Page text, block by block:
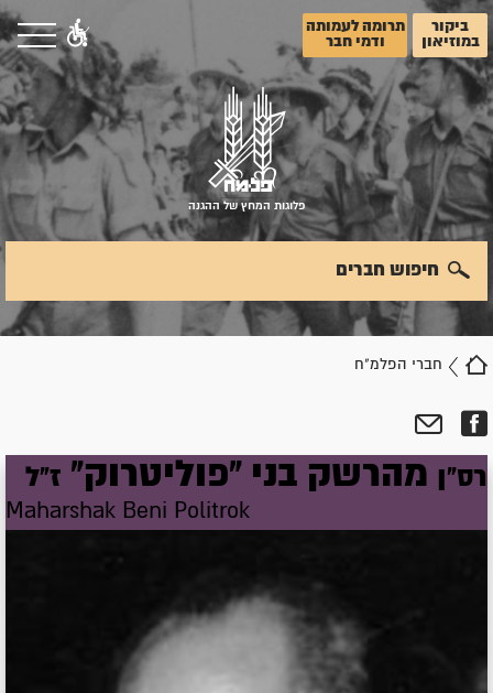
ביקור
במוזיאון
תרומה לעמותה
ודמי חבר
פלוגות המחץ של ההגנה
חברי הפלמ"ח
חיפוש חברים
רס"ן מהרשק בני "פוליטרוק" ז"ל
Maharshak Beni Politrok